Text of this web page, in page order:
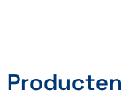
Producten